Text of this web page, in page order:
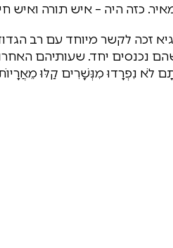
כזה היה – איש תורה ואיש
זכה לקשר מיוחד עם רב
שהם נכנסים יחד. שעותיהם
לֹא נִפְרָדוּ מִנְּשָׁרִים קַלּוּ מֵאֲרָיוֹת